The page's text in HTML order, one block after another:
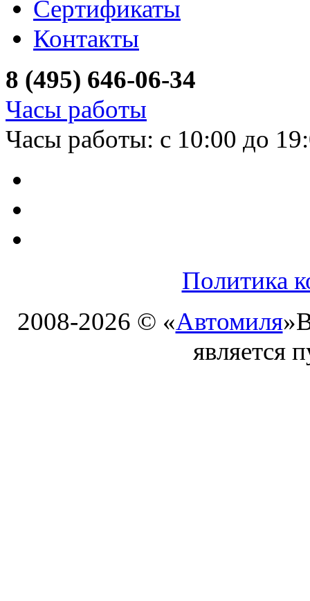
Сертификаты
Контакты
8 (495) 646-06-34
Часы работы
Часы работы: с 10:00 до
Политика
2008-2026 © «Автомиля»
является